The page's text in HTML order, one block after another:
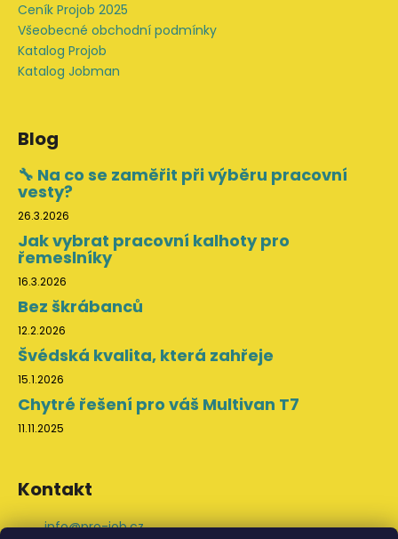
Ceník Projob 2025
Všeobecné obchodní podmínky
Katalog Projob
Katalog Jobman
Blog
🔧 Na co se zaměřit při výběru pracovní
vesty?
26.3.2026
Jak vybrat pracovní kalhoty pro
řemeslníky
16.3.2026
Bez škrábanců
12.2.2026
Švédská kvalita, která zahřeje
15.1.2026
Chytré řešení pro váš Multivan T7
11.11.2025
Kontakt
info@pro-job.cz